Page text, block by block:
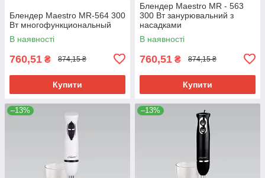
Блендер Maestro MR-564 300
Вт многофункциональный
В наявності
760,51 ₴ 874,15 ₴
Купити
Блендер Maestro MR - 563
300 Вт занурювальний з
насадками
багатофункціональний для
подрібнення та змішування
В наявності
760,51 ₴ 874,15 ₴
Купити
–13% –13%